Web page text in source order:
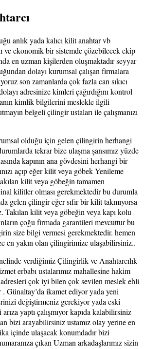
anlık yada kalıcı kilit anahtar vb
ve ekonomik bir sistemde çözebilecek ekip
en uzman kişilerden oluşmaktadır seyyar
dolayı kurumsal çalışan firmalara
son zamanlarda çok fazla can sıkıcı
adresinize kimleri çağırdığını kontrol
kimlik bilgilerini meslekle ilgili
belgeli çilingir ustaları ile çalışmanızı
olduğu için gelen çilingirin herhangi
tekrar bize ulaşma şansımız yüzde
kapının ana gövdesini herhangi bir
açıp eğer kilit veya göbek Yenileme
kilit veya göbeğin tamamen
kilitler olması gerekmektedir bu durumla
gelen çilingir eğer sıfır bir kilit takmıyorsa
Takılan kilit veya göbeğin veya kapı kolu
çoğu firmada garantileri mevcuttur bu
size bilgi vermesi gerekmektedir. hemen
en yakın olan çilingirimize ulaşabilirsiniz..
verdiğimiz Çilingirlik ve Anahtarcılık
erbabı ustalarımız mahallesine hakim
çok iyi bilen çok sevilen meslek ehli
Günaltay’da ikamet ediyor yada yeni
değiştirmeniz gerekiyor yada eski
yaptı çalışmıyor kapıda kalabilirsiniz
bizi arayabilirsiniz ustamız olay yerine en
içinde ulaşacak konumdadır bizi
çıkan Uzman arkadaşlarımız sizin